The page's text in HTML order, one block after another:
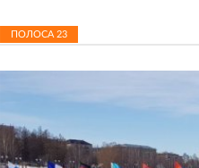
ПОЛОСА23